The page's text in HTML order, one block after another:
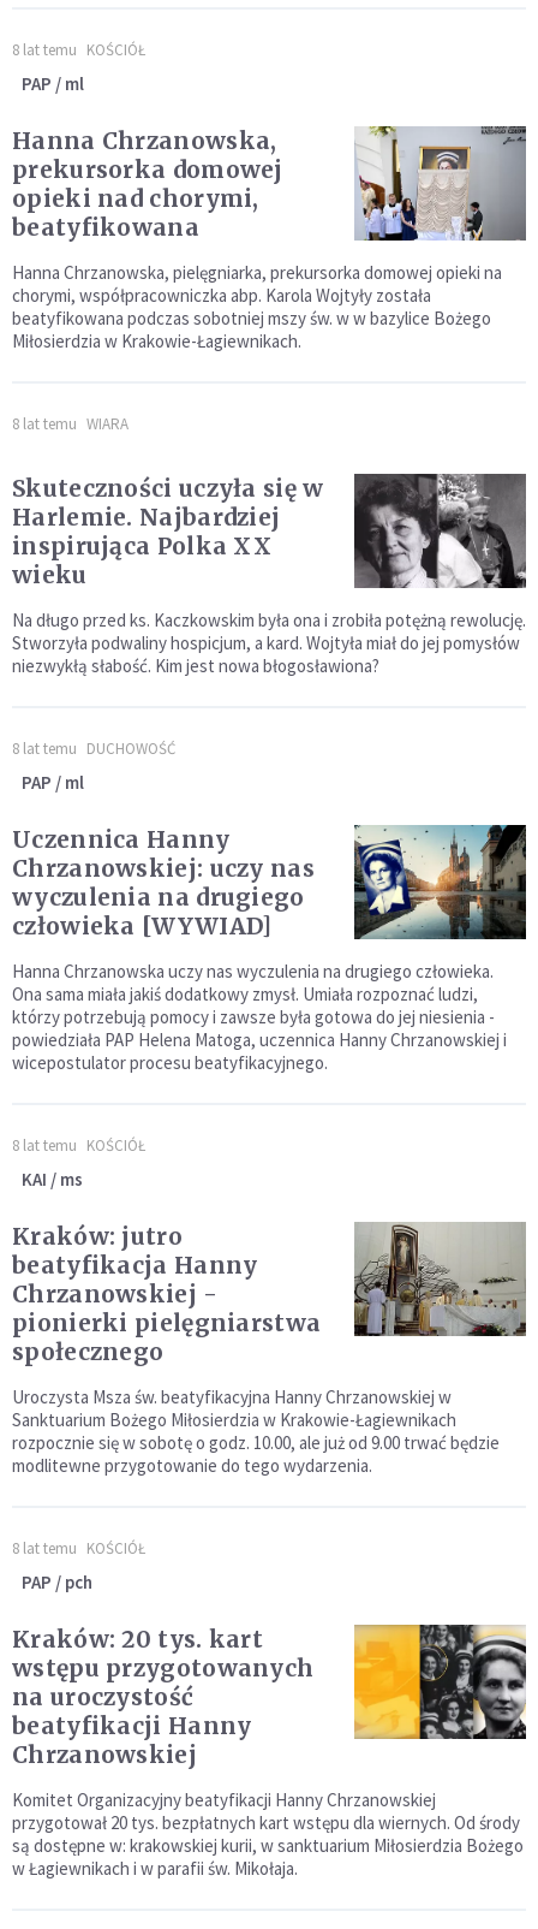
8 lat temu KOŚCIÓŁ
PAP / ml
Hanna Chrzanowska,
prekursorka domowej
opieki nad chorymi,
beatyfikowana
Hanna Chrzanowska, pielęgniarka, prekursorka domowej opieki na
chorymi, współpracowniczka abp. Karola Wojtyły została
beatyfikowana podczas sobotniej mszy św. w w bazylice Bożego
Miłosierdzia w Krakowie-Łagiewnikach.
8 lat temu WIARA
Skuteczności uczyła się w
Harlemie. Najbardziej
inspirująca Polka XX
wieku
Na długo przed ks. Kaczkowskim była ona i zrobiła potężną rewolucję.
Stworzyła podwaliny hospicjum, a kard. Wojtyła miał do jej pomysłów
niezwykłą słabość. Kim jest nowa błogosławiona?
8 lat temu DUCHOWOŚĆ
PAP / ml
Uczennica Hanny
Chrzanowskiej: uczy nas
wyczulenia na drugiego
człowieka [WYWIAD]
Hanna Chrzanowska uczy nas wyczulenia na drugiego człowieka.
Ona sama miała jakiś dodatkowy zmysł. Umiała rozpoznać ludzi,
którzy potrzebują pomocy i zawsze była gotowa do jej niesienia -
powiedziała PAP Helena Matoga, uczennica Hanny Chrzanowskiej i
wicepostulator procesu beatyfikacyjnego.
8 lat temu KOŚCIÓŁ
KAI / ms
Kraków: jutro
beatyfikacja Hanny
Chrzanowskiej -
pionierki pielęgniarstwa
społecznego
Uroczysta Msza św. beatyfikacyjna Hanny Chrzanowskiej w
Sanktuarium Bożego Miłosierdzia w Krakowie-Łagiewnikach
rozpocznie się w sobotę o godz. 10.00, ale już od 9.00 trwać będzie
modlitewne przygotowanie do tego wydarzenia.
8 lat temu KOŚCIÓŁ
PAP / pch
Kraków: 20 tys. kart
wstępu przygotowanych
na uroczystość
beatyfikacji Hanny
Chrzanowskiej
Komitet Organizacyjny beatyfikacji Hanny Chrzanowskiej
przygotował 20 tys. bezpłatnych kart wstępu dla wiernych. Od środy
są dostępne w: krakowskiej kurii, w sanktuarium Miłosierdzia Bożego
w Łagiewnikach i w parafii św. Mikołaja.